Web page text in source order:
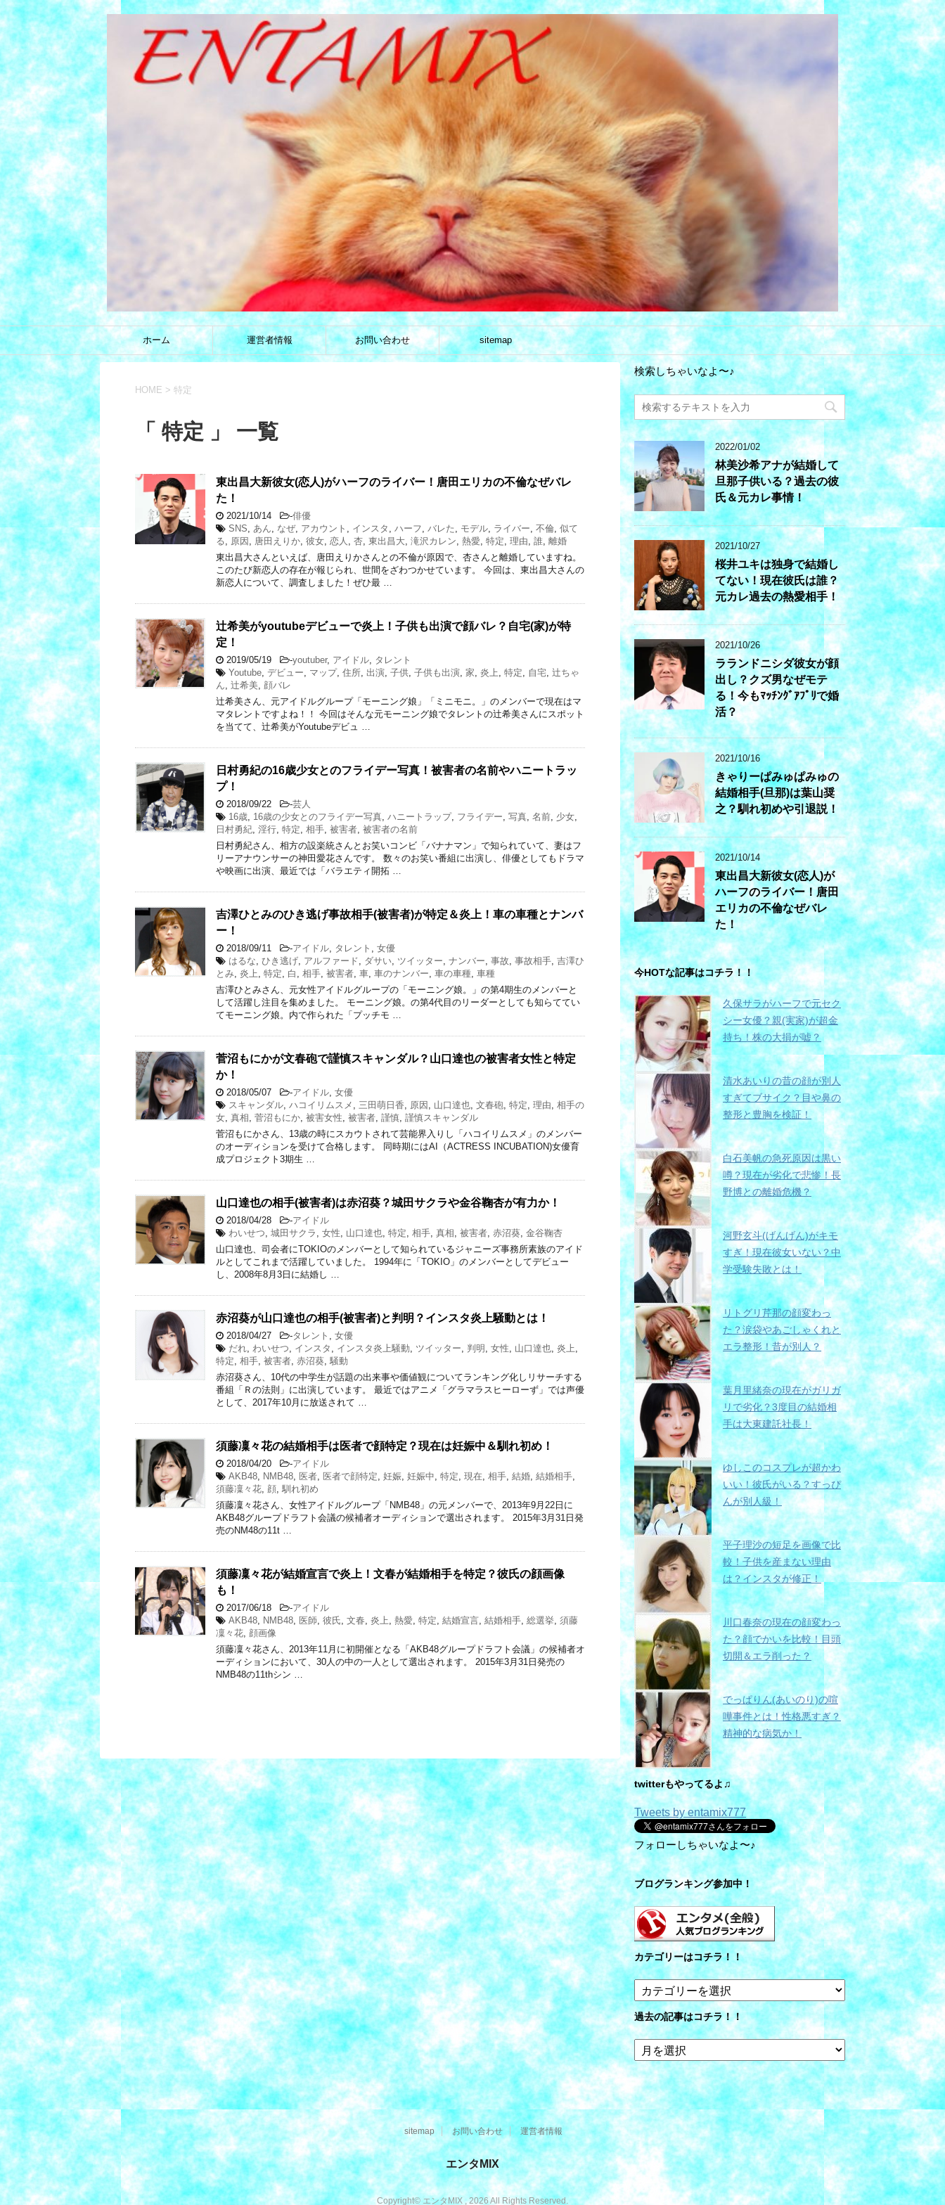
ホーム 運営者情報 お問い合わせ sitemap
HOME > 特定
「 特定 」 一覧
東出昌大新彼女(恋人)がハーフのライバー！唐田エリカの不倫なぜバレ
た！
2021/10/14 -俳優
SNS
あん なぜ, アカウント インスタ ハーフ バレた モデル ライバー 不倫 似て
る
原因 唐田えりか 彼女 恋人 杏 東出昌大 滝沢カレン 熱愛 特定 理由 誰 離婚
東出昌大さんといえば、唐田えりかさんとの不倫が原因で、杏さんと離婚していますね。
このたび新恋人の存在が報じられ、世間をざわつかせています。 今回は、東出昌大さんの
新恋人について、調査しました！ぜひ最 …
辻希美がyoutubeデビューで炎上！子供も出演で顔バレ？自宅(家)が特
定！
2019/05/19 -youtuber, アイドル
タレント
Youtube デビュー マップ, 住所 出演 子供 子供も出演 家 炎上 特定 自宅 辻ちゃ
ん 辻希美
顔バレ
辻希美さん、元アイドルグループ「モーニング娘」「ミニモニ。」のメンバーで現在はマ
マタレントですよね！！ 今回はそんな元モーニング娘でタレントの辻希美さんにスポット
を当てて、辻希美がYoutubeデビュ …
日村勇紀の16歳少女とのフライデー写真！被害者の名前やハニートラッ
プ！
2018/09/22 -芸人
16歳 16歳の少女とのフライデー写真 ハニートラップ, フライデー 写真 名前 少女
日村勇紀 淫行 特定 相手 被害者 被害者の名前
日村勇紀さん、相方の設楽統さんとお笑いコンビ「バナナマン」で知られていて、妻はフ
リーアナウンサーの神田愛花さんです。 数々のお笑い番組に出演し、俳優としてもドラマ
や映画に出演、最近では「バラエティ開拓 …
吉澤ひとみのひき逃げ事故相手(被害者)が特定＆炎上！車の車種とナンバ
ー！
2018/09/11 -アイドル タレント
女優
はるな ひき逃げ アルファード ダサい ツイッター ナンバー 事故 事故相手 吉澤ひ
とみ 炎上 特定 白 相手 被害者 車 車のナンバー 車の車種 車種
吉澤ひとみさん、元女性アイドルグループの「モーニング娘。」の第4期生のメンバーと
して活躍し注目を集めました。 モーニング娘。の第4代目のリーダーとしても知らててい
てモーニング娘。内で作られた「プッチモ …
菅沼もにかが文春砲で謹慎スキャンダル？山口達也の被害者女性と特定
か！
2018/05/07 -アイドル 女優
スキャンダル ハコイリムスメ 三田萌日香 原因 山口達也 文春砲 特定 理由 相手の
女 真相 菅沼もにか 被害女性 被害者 謹慎 謹慎スキャンダル
菅沼もにかさん、13歳の時にスカウトされて芸能界入りし「ハコイリムスメ」のメンバー
のオーディションを受けて合格します。 同時期にはAI（ACTRESS INCUBATION)女優育
成プロジェクト3期生 …
山口達也の相手(被害者)は赤沼葵？城田サクラや金谷鞠杏が有力か！
2018/04/28 -アイドル
わいせつ 城田サクラ 女性 山口達也 特定 相手 真相 被害者 赤沼葵 金谷鞠杏
山口達也、司会者にTOKIOのメンバーとして知られているジャニーズ事務所素族のアイド
ルとしてこれまで活躍していました。 1994年に「TOKIO」のメンバーとしてデビュー
し、2008年8月3日に結婚し …
赤沼葵が山口達也の相手(被害者)と判明？インスタ炎上騒動とは！
2018/04/27 -タレント
女優
だれ わいせつ インスタ インスタ炎上騒動 ツイッター 判明 女性 山口達也 炎上
特定 相手 被害者 赤沼葵 騒動
赤沼葵さん、10代の中学生が話題の出来事や価値観についてランキング化しリサーチする
番組「Ｒの法則」に出演しています。 最近ではアニメ「グラマラスヒーローず」では声優
として、2017年10月に放送されて …
須藤凜々花の結婚相手は医者で顔特定？現在は妊娠中＆馴れ初め！
2018/04/20 -アイドル
AKB48
NMB48 医者 医者で顔特定 妊娠 妊娠中 特定 現在 相手 結婚 結婚相手
須藤凜々花 顔 馴れ初め
須藤凜々花さん、女性アイドルグループ「NMB48」の元メンバーで、2013年9月22日に
AKB48グループドラフト会議の候補者オーディションで選出されます。 2015年3月31日発
売のNM48の11t …
須藤凜々花が結婚宣言で炎上！文春が結婚相手を特定？彼氏の顔画像
も！
2017/06/18 -アイドル
AKB48
NMB48 医師 彼氏 文春 炎上 熱愛 特定 結婚宣言 結婚相手 総選挙 須藤
凜々花 顔画像
須藤凜々花さん、2013年11月に初開催となる「AKB48グループドラフト会議」の候補者オ
ーディションにおいて、30人の中の一人として選出されます。 2015年3月31日発売の
NMB48の11thシン …
検索しちゃいなよ〜♪
2022/01/02
林美沙希アナが結婚して
旦那子供いる？過去の彼
氏＆元カレ事情！
2021/10/27
桜井ユキは独身で結婚し
てない！現在彼氏は誰？
元カレ過去の熱愛相手！
2021/10/26
ラランドニシダ彼女が顔
出し？クズ男なぜモテ
る！今もﾏｯﾁﾝｸﾞｱﾌﾟﾘで婚
活？
2021/10/16
きゃりーぱみゅぱみゅの
結婚相手(旦那)は葉山奨
之？馴れ初めや引退説！
2021/10/14
東出昌大新彼女(恋人)が
ハーフのライバー！唐田
エリカの不倫なぜバレ
た！
今HOTな記事はコチラ！！
久保サラがハーフで元セク
シー女優？親(実家)が超金
持ち！株の大損が嘘？
清水あいりの昔の顔が別人
すぎてブサイク？目や鼻の
整形と豊胸を検証！
白石美帆の急死原因は黒い
噂？現在が劣化で悲惨！長
野博との離婚危機？
河野玄斗(げんげん)がキモ
すぎ！現在彼女いない？中
学受験失敗とは！
リトグリ芹那の顔変わっ
た？涙袋やあごしゃくれと
エラ整形！昔が別人？
葉月里緒奈の現在がガリガ
リで劣化？3度目の結婚相
手は大東建託社長！
ゆしこのコスプレが超かわ
いい！彼氏がいる？すっぴ
んが別人級！
平子理沙の短足を画像で比
較！子供を産まない理由
は？インスタが修正！
川口春奈の現在の顔変わっ
た？顔でかいを比較！目頭
切開＆エラ削った？
でっぱりん(あいのり)の喧
嘩事件とは！性格悪すぎ？
精神的な病気か！
twitterもやってるよ♫
Tweets by entamix777
フォローしちゃいなよ〜♪
ブログランキング参加中！
カテゴリーはコチラ！！
テ
ゴ
リ
ー
は
コ
チ
ラ！！
過去の記事はコチラ！！
過
去
の
記
事
は
コ
チ
ラ！！
sitemap お問い合わせ 運営者情報
エンタMIX
Copyright© エンタMIX , 2026 All Rights Reserved.